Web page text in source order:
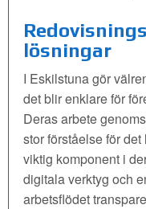
lösningar
I Eskilstuna gör
det blir enklare för
Deras arbete
stor förståelse för
viktig komponent i
digitala verktyg och
arbetsflödet